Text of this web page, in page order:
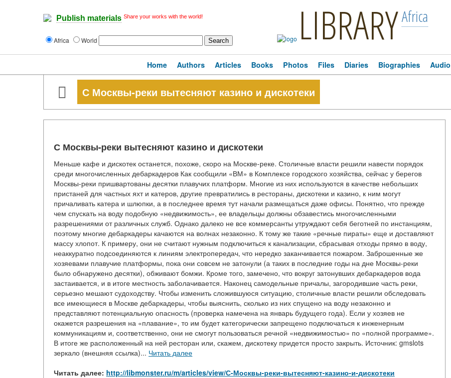
Publish materials Share your works with the world!
Africa World LIBRARYAfrica
Home Authors Articles Books Photos Files Diaries Biographies Audio
С Москвы-реки вытесняют казино и дискотеки
С Москвы-реки вытесняют казино и дискотеки
Меньше кафе и дискотек останется, похоже, скоро на Москве-реке. Столичные власти решили навести порядок
среди многочисленных дебаркадеров Как сообщили «ВМ» в Комплексе городского хозяйства, сейчас у берегов
Москвы-реки пришвартованы десятки плавучих платформ. Многие из них используются в качестве небольших
пристаней для частных яхт и катеров, другие превратились в рестораны, дискотеки и казино, к ним могут
причаливать катера и шлюпки, а в последнее время тут начали размещаться даже офисы. Понятно, что прежде
чем спускать на воду подобную «недвижимость», ее владельцы должны обзавестись многочисленными
разрешениями от различных служб. Однако далеко не все коммерсанты утруждают себя беготней по инстанциям,
поэтому многие дебаркадеры качаются на волнах незаконно. К тому же такие «речные пираты» еще и доставляют
массу хлопот. К примеру, они не считают нужным подключиться к канализации, сбрасывая отходы прямо в воду,
неаккуратно подсоединяются к линиям электропередач, что нередко заканчивается пожаром. Заброшенные же
хозяевами плавучие платформы, пока они совсем не затонули (а таких в последние годы на дне Москвы-реки
было обнаружено десятки), обживают бомжи. Кроме того, замечено, что вокруг затонувших дебаркадеров вода
застаивается, и в итоге местность заболачивается. Наконец самодельные причалы, загородившие часть реки,
серьезно мешают судоходству. Чтобы изменить сложившуюся ситуацию, столичные власти решили обследовать
все имеющиеся в Москве дебаркадеры, чтобы выяснить, сколько из них спущено на воду незаконно и
представляют потенциальную опасность (проверка намечена на январь будущего года). Если у хозяев не
окажется разрешения на «плавание», то им будет категорически запрещено подключаться к инженерным
коммуникациям и, соответственно, они не смогут пользоваться речной «недвижимостью» по «полной программе».
В итоге же расположенный на ней ресторан или, скажем, дискотеку придется просто закрыть. Источник: gmslots
зеркало (внешняя ссылка)... Читать далее
Читать далее: http://libmonster.ru/m/articles/view/С-Москвы-реки-вытесняют-казино-и-дискотеки